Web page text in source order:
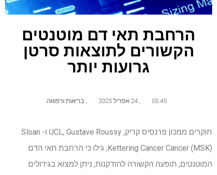
הרחבת תאי דם מוטנטים
הקשורים לתוצאות סרטן
גרועות יותר
05:45 24 אפריל 2025 בריאות ורפואה
חוקרים ממכון פרנסיס קריק, UCL, Gustave Roussy ו- Sloan
Kettering Cancer Cancer (MSK), גילו כי הרחבת תאי הדם
המוטנטים, תופעה הקשורה להזדקנות, ניתן למצוא בגידולים